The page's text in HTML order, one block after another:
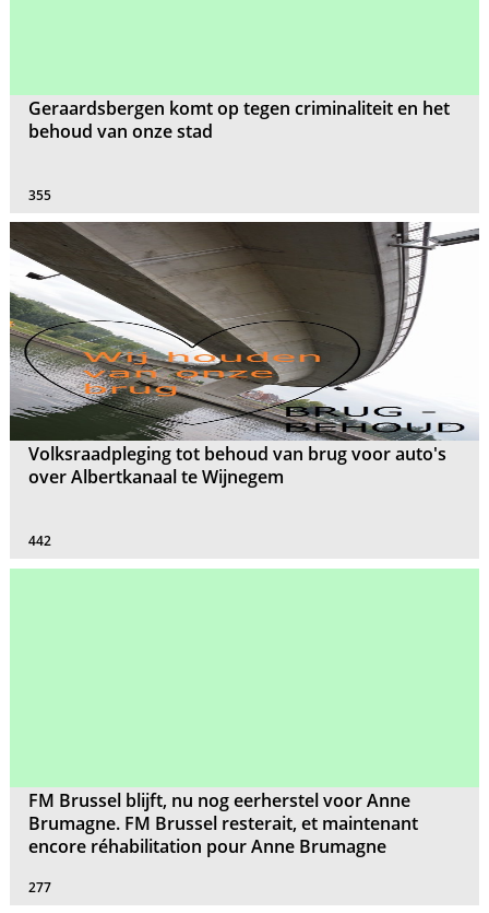
Geraardsbergen komt op tegen criminaliteit en het
behoud van onze stad
355
Volksraadpleging tot behoud van brug voor auto's
over Albertkanaal te Wijnegem
442
FM Brussel blijft, nu nog eerherstel voor Anne
Brumagne. FM Brussel resterait, et maintenant
encore réhabilitation pour Anne Brumagne
277